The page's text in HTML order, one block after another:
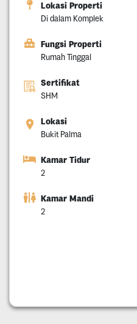
Lokasi Properti
Di dalam Komplek
Fungsi Properti
Rumah Tinggal
Sertifikat
SHM
Lokasi
Bukit Palma
Kamar Tidur
2
Kamar Mandi
2